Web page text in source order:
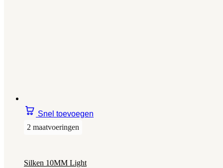
Snel toevoegen
2 maatvoeringen
Silken 10MM Light